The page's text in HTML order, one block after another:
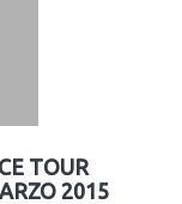
TOUR
2015